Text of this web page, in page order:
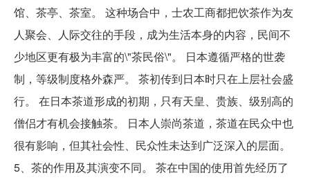
馆、茶亭、茶室。 这种场合中，士农工商都把饮茶作为友
人聚会、人际交往的手段，成为生活本身的内容，民间不
少地区更有极为丰富的\"茶民俗\"。 日本遵循严格的世袭
制，等级制度格外森严。 茶初传到日本时只在上层社会盛
行。 在日本茶道形成的初期，只有天皇、贵族、级别高的
僧侣才有机会接触茶。 日本人崇尚茶道，茶道在民众中也
很有影响，但其社会性、民众性未达到广泛深入的层面。
5、茶的作用及其演变不同。 茶在中国的使用首先经历了